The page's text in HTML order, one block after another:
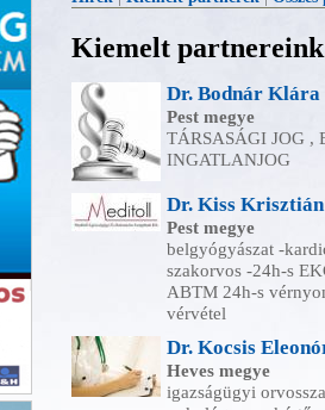
Kiemelt partnereink
Dr. Bodnár Klára
Pest megye
TÁRSASÁGI JOG ,
INGATLANJOG
Dr. Kiss Krisztián
Pest megye
belgyógyászat -
szakorvos -24h-s
ABTM 24h-s
vérvétel
Dr. Kocsis
Heves megye
igazságügyi